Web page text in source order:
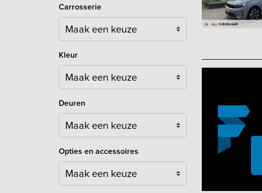
Carrosserie
Maak een keuze
Kleur
Maak een keuze
Deuren
Maak een keuze
Opties en accessoires
Maak een keuze